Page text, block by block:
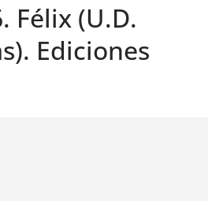
Félix (U.D.
Ediciones